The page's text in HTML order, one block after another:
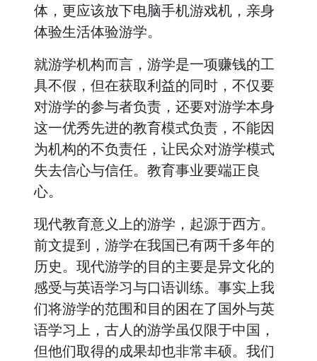
体，更应该放下电脑手机游戏机，亲身
体验生活体验游学。
就游学机构而言，游学是一项赚钱的工
具不假，但在获取利益的同时，不仅要
对游学的参与者负责，还要对游学本身
这一优秀先进的教育模式负责，不能因
为机构的不负责任，让民众对游学模式
失去信心与信任。教育事业要端正良
心。
现代教育意义上的游学，起源于西方。
前文提到，游学在我国已有两千多年的
历史。现代游学的目的主要是异文化的
感受与英语学习与口语训练。事实上我
们将游学的范围和目的困在了国外与英
语学习上，古人的游学虽仅限于中国，
但他们取得的成果却也非常丰硕。我们